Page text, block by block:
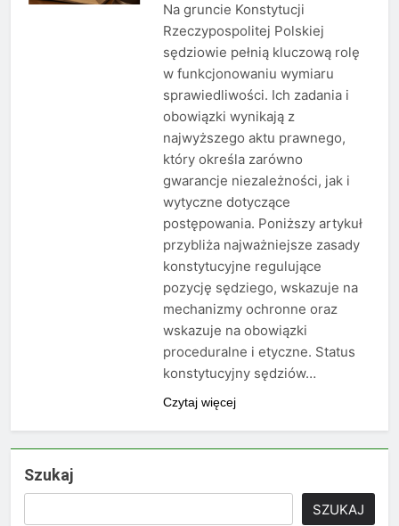
Na gruncie Konstytucji
Rzeczypospolitej Polskiej
sędziowie pełnią kluczową rolę
w funkcjonowaniu wymiaru
sprawiedliwości. Ich zadania i
obowiązki wynikają z
najwyższego aktu prawnego,
który określa zarówno
gwarancje niezależności, jak i
wytyczne dotyczące
postępowania. Poniższy artykuł
przybliża najważniejsze zasady
konstytucyjne regulujące
pozycję sędziego, wskazuje na
mechanizmy ochronne oraz
wskazuje na obowiązki
proceduralne i etyczne. Status
konstytucyjny sędziów…
Czytaj więcej
Szukaj
SZUKAJ